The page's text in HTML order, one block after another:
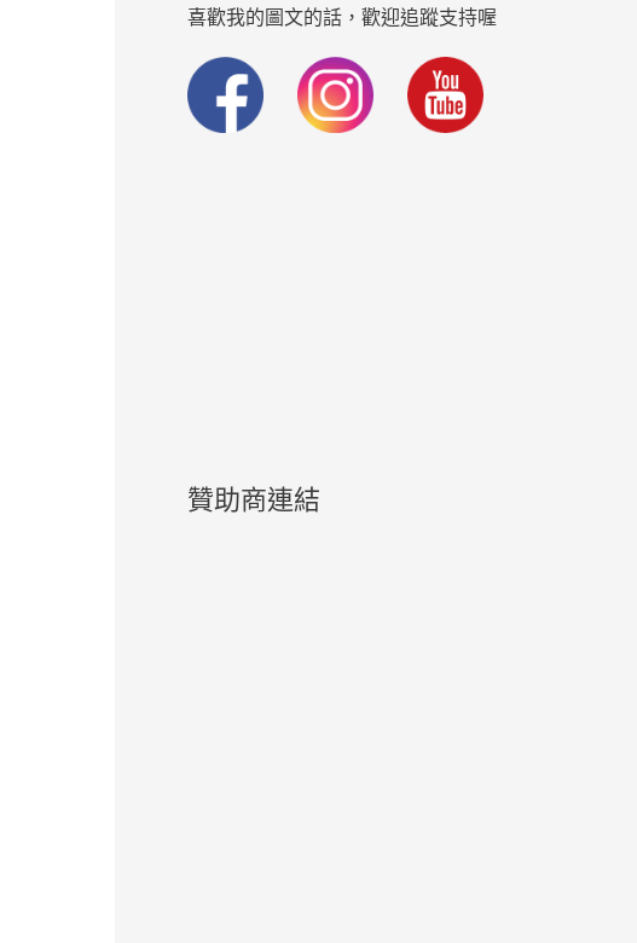
喜歡我的圖文的話，歡迎追蹤支持喔
贊助商連結